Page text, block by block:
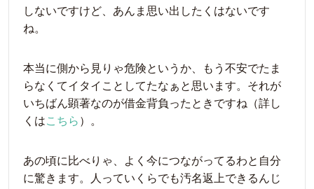
しないですけど、あんま思い出したくはないです
ね。
本当に側から見りゃ危険というか、もう不安でたま
らなくてイタイことしてたなぁと思います。それが
いちばん顕著なのが借金背負ったときですね（詳し
くはこちら ）。
あの頃に比べりゃ、よく今につながってるわと自分
に驚きます。人っていくらでも汚名返上できるんじ